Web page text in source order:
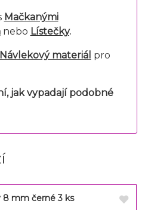
Mačkanými
nebo Lístečky.
Návlekový materiál pro
jak vypadají podobné
8 mm černé 3 ks